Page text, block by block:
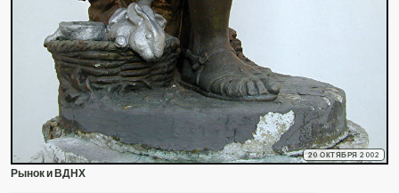
20 ОКТЯБРЯ 2002
Рынок и ВДНХ